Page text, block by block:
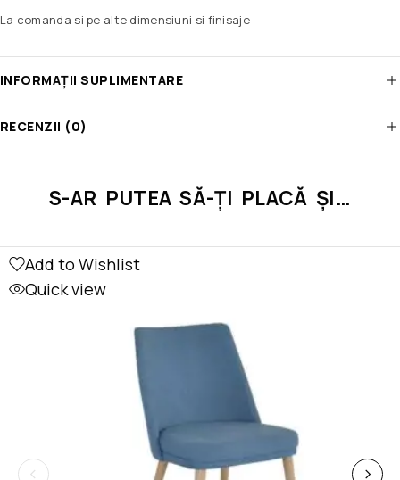
La comanda si pe alte dimensiuni si finisaje
INFORMAȚII SUPLIMENTARE
RECENZII (0)
S-AR PUTEA SĂ-ȚI PLACĂ ȘI…
Add to Wishlist
Quick view